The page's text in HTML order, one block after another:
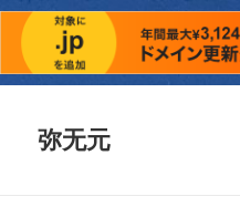
弥无元